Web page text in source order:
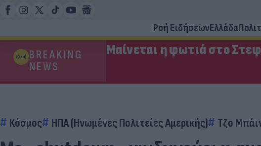
Ροή ΕιδήσεωνΕλλάδα
BREAKING
NEWS
Μαίνεται η φωτιά στο
Κόσμος ΗΠΑ (Ηνωμένες Πολιτείες Αμερικής) Τζο